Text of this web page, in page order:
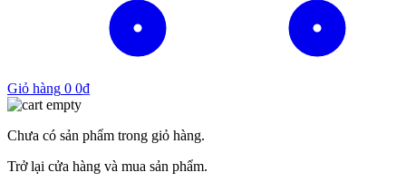
Giỏ hàng 0 0₫
Chưa có sản phẩm trong giỏ hàng.
Trở lại cửa hàng và mua sản phẩm.